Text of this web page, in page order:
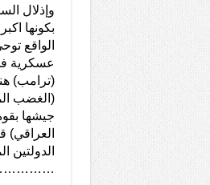
وإذلال
بكونها
الواقع
عسكرية
(ترامب)
(الغضب
جيشها
العراقي)
الدولتين